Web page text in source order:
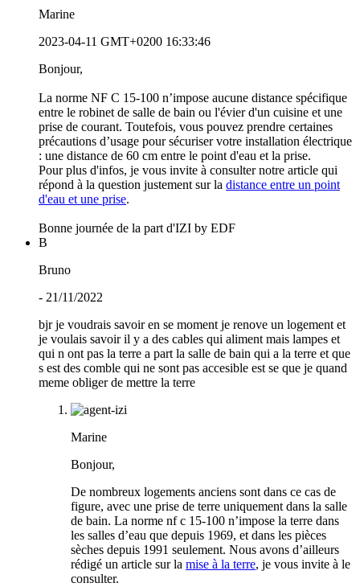
Marine
2023-04-11 GMT+0200 16:33:46
Bonjour,
La norme NF C 15-100 n’impose aucune distance spécifique
entre le robinet de salle de bain ou l'évier d'un cuisine et une
prise de courant. Toutefois, vous pouvez prendre certaines
précautions d’usage pour sécuriser votre installation électrique
: une distance de 60 cm entre le point d'eau et la prise.
Pour plus d'infos, je vous invite à consulter notre article qui
répond à la question justement sur la distance entre un point
d'eau et une prise.
Bonne journée de la part d'IZI by EDF
B
Bruno
- 21/11/2022
bjr je voudrais savoir en se moment je renove un logement et
je voulais savoir il y a des cables qui aliment mais lampes et
qui n ont pas la terre a part la salle de bain qui a la terre et que
s est des comble qui ne sont pas accesible est se que je quand
meme obliger de mettre la terre
Marine
Bonjour,
De nombreux logements anciens sont dans ce cas de
figure, avec une prise de terre uniquement dans la salle
de bain. La norme nf c 15-100 n’impose la terre dans
les salles d’eau que depuis 1969, et dans les pièces
sèches depuis 1991 seulement. Nous avons d’ailleurs
rédigé un article sur la mise à la terre, je vous invite à le
consulter.